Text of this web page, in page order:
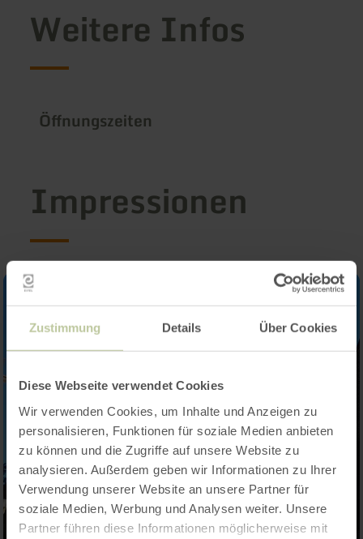
Zustimmung Details Über Cookies
Diese Webseite verwendet Cookies
Wir verwenden Cookies, um Inhalte und Anzeigen zu
personalisieren, Funktionen für soziale Medien anbieten
zu können und die Zugriffe auf unsere Website zu
analysieren. Außerdem geben wir Informationen zu Ihrer
Verwendung unserer Website an unsere Partner für
soziale Medien, Werbung und Analysen weiter. Unsere
Partner führen diese Informationen möglicherweise mit
Weitere Infos
Öffnungszeiten
Impressionen